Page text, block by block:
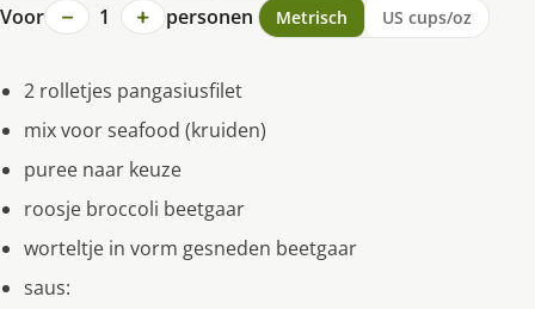
Voor − 1 + personen Metrisch US cups/oz
2 rolletjes pangasiusfilet
mix voor seafood (kruiden)
puree naar keuze
roosje broccoli beetgaar
worteltje in vorm gesneden beetgaar
saus: